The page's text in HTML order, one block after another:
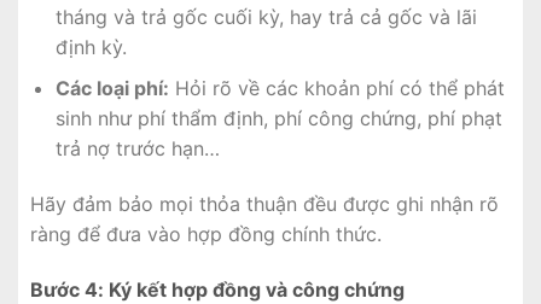
tháng và trả gốc cuối kỳ, hay trả cả gốc và lãi
định kỳ.
Các loại phí: Hỏi rõ về các khoản phí có thể phát
sinh như phí thẩm định, phí công chứng, phí phạt
trả nợ trước hạn…
Hãy đảm bảo mọi thỏa thuận đều được ghi nhận rõ
ràng để đưa vào hợp đồng chính thức.
Bước 4: Ký kết hợp đồng và công chứng